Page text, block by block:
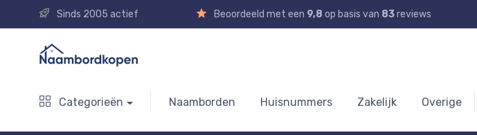
Sinds 2005 actief Beoordeeld met een 9,8 op basis van 83reviews
Categorieën Naamborden Huisnummers Zakelijk Overige